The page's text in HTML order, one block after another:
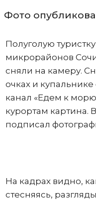
Фото
Полуголую
микрорайонов
сняли на камеру.
очках и
канал «Едем к
курортам картина.
подписал
На кадрах видно,
стесняясь,